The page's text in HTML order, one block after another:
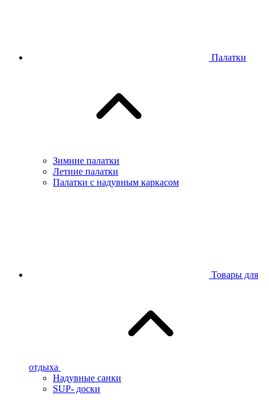
Палатки
Зимние палатки
Летние палатки
Палатки с надувным каркасом
Товары для
отдыха
Надувные санки
SUP- доски